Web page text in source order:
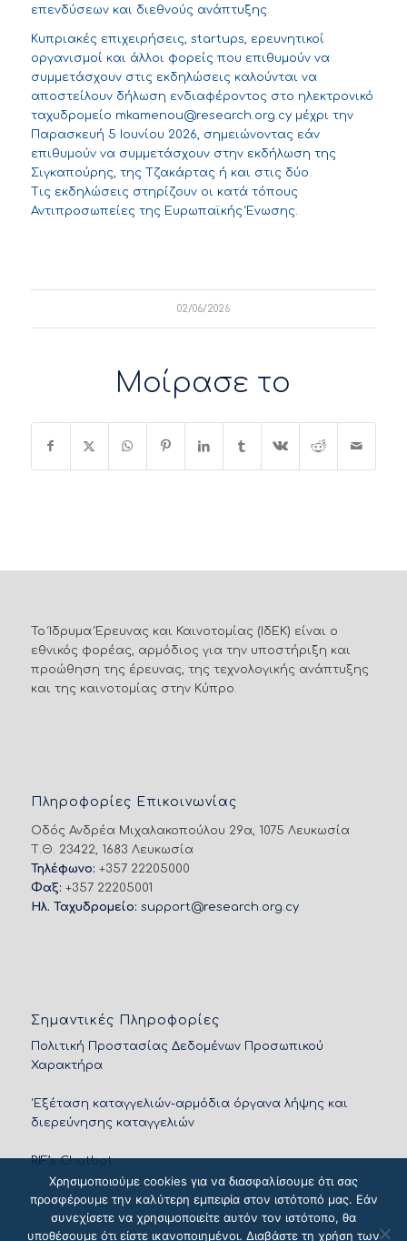
επενδύσεων και διεθνούς ανάπτυξης.
Κυπριακές επιχειρήσεις, startups, ερευνητικοί
οργανισμοί και άλλοι φορείς που επιθυμούν να
συμμετάσχουν στις εκδηλώσεις καλούνται να
αποστείλουν δήλωση ενδιαφέροντος στο ηλεκτρονικό
ταχυδρομείο mkamenou@research.org.cyμέχρι την
Παρασκευή 5 Ιουνίου 2026, σημειώνοντας εάν
επιθυμούν να συμμετάσχουν στην εκδήλωση της
Σιγκαπούρης, της Τζακάρτας ή και στις δύο.
Τις εκδηλώσεις στηρίζουν οι κατά τόπους
Αντιπροσωπείες της Ευρωπαϊκής Ένωσης.
02/06/2026
Μοίρασε το
Το Ίδρυμα Έρευνας και Καινοτομίας (ΙδΕΚ) είναι ο
εθνικός φορέας, αρμόδιος για την υποστήριξη και
προώθηση της έρευνας, της τεχνολογικής ανάπτυξης
και της καινοτομίας στην Κύπρο.
Πληροφορίες Επικοινωνίας
Οδός Ανδρέα Μιχαλακοπούλου 29α, 1075 Λευκωσία
Τ.Θ. 23422, 1683 Λευκωσία
Τηλέφωνο: +357 22205000
Φαξ: +357 22205001
Ηλ. Ταχυδρομείο: support@research.org.cy
Σημαντικές Πληροφορίες
Πολιτική Προστασίας Δεδομένων Προσωπικού
Χαρακτήρα
'Εξέταση καταγγελιών-αρμόδια όργανα λήψης και
διερεύνησης καταγγελιών
RIF’s Chatbot
Χρησιμοποιούμε cookies για να διασφαλίσουμε ότι σας
προσφέρουμε την καλύτερη εμπειρία στον ιστότοπό μας. Εάν
συνεχίσετε να χρησιμοποιείτε αυτόν τον ιστότοπο, θα
υποθέσουμε ότι είστε ικανοποιημένοι. Διαβάστε τη χρήση των